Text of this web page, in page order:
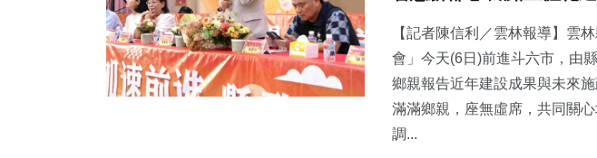
【記者陳信利／雲林報導】雲
會」今天(6日)前進斗六市，由
鄉親報告近年建設成果與未來
滿滿鄉親，座無虛席，共同關
調...